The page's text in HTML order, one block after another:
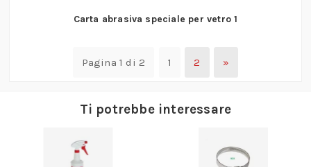
Carta abrasiva speciale per vetro 1
Pagina 1 di 2 1 2 »
Ti potrebbe interessare